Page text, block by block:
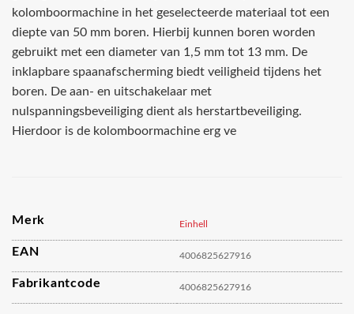
kolomboormachine in het geselecteerde materiaal tot een
diepte van 50 mm boren. Hierbij kunnen boren worden
gebruikt met een diameter van 1,5 mm tot 13 mm. De
inklapbare spaanafscherming biedt veiligheid tijdens het
boren. De aan- en uitschakelaar met
nulspanningsbeveiliging dient als herstartbeveiliging.
Hierdoor is de kolomboormachine erg ve
Merk Einhell
EAN 4006825627916
Fabrikantcode 4006825627916